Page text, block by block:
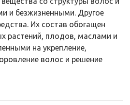
и безжизненными. Другое
Их состав обогащен
растений, плодов, маслами и
на укрепление,
волос и решение